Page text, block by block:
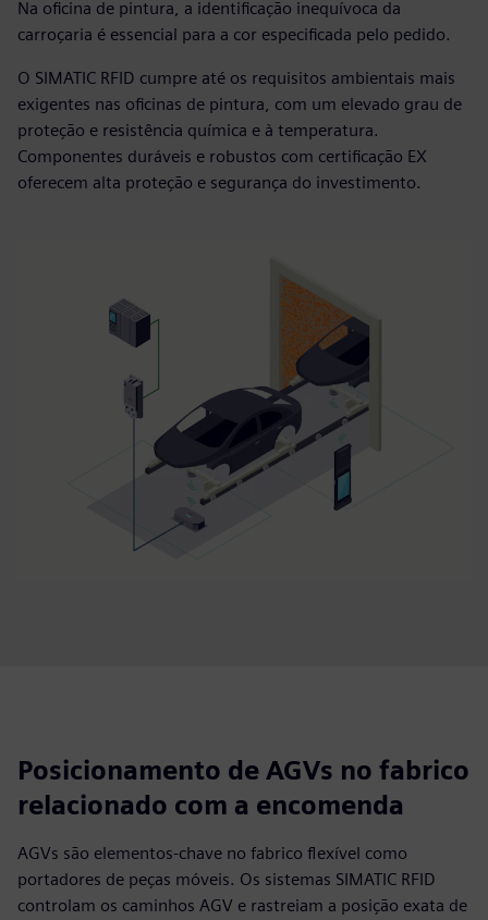
Na oficina de pintura, a identificação inequívoca da
carroçaria é essencial para a cor especificada pelo pedido.
O SIMATIC RFID cumpre até os requisitos ambientais mais
exigentes nas oficinas de pintura, com um elevado grau de
proteção e resistência química e à temperatura.
Componentes duráveis e robustos com certificação EX
oferecem alta proteção e segurança do investimento.
Posicionamento de AGVs no fabrico
relacionado com a encomenda
AGVs são elementos-chave no fabrico flexível como
portadores de peças móveis. Os sistemas SIMATIC RFID
controlam os caminhos AGV e rastreiam a posição exata de